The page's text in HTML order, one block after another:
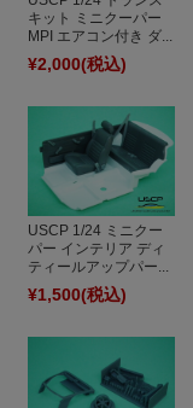
キット ミニクーパー
MPI エアコン付き ダ...
¥2,000(税込)
USCP 1/24 ミニクー
パー インテリア ディ
ティールアップパー...
¥1,500(税込)